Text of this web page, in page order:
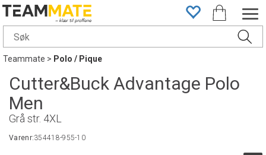
Teammate> Polo / Pique
Cutter&Buck Advantage Polo
Men
Grå str. 4XL
Varenr:354418-955-10